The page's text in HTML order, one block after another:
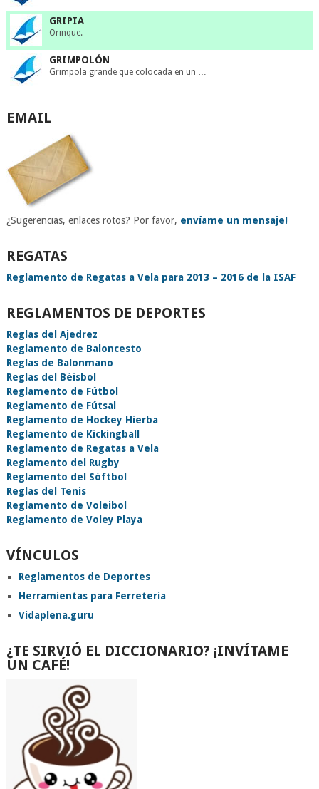
GRIPIA
Orinque.
GRIMPOLÓN
Grimpola grande que colocada en un …
EMAIL
¿Sugerencias, enlaces rotos? Por favor, envíame un mensaje!
REGATAS
Reglamento de Regatas a Vela para 2013 – 2016 de la ISAF
REGLAMENTOS DE DEPORTES
Reglas del Ajedrez
Reglamento de Baloncesto
Reglas de Balonmano
Reglas del Béisbol
Reglamento de Fútbol
Reglamento de Fútsal
Reglamento de Hockey Hierba
Reglamento de Kickingball
Reglamento de Regatas a Vela
Reglamento del Rugby
Reglamento del Sóftbol
Reglas del Tenis
Reglamento de Voleibol
Reglamento de Voley Playa
VÍNCULOS
Reglamentos de Deportes
Herramientas para Ferretería
Vidaplena.guru
¿TE SIRVIÓ EL DICCIONARIO? ¡INVÍTAME
UN CAFÉ!